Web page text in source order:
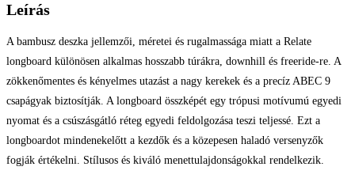
Leírás
A bambusz deszka jellemzői, méretei és rugalmassága miatt a Relate
longboard különösen alkalmas hosszabb túrákra, downhill és freeride-re. A
zökkenőmentes és kényelmes utazást a nagy kerekek és a precíz ABEC 9
csapágyak biztosítják. A longboard összképét egy trópusi motívumú egyedi
nyomat és a csúszásgátló réteg egyedi feldolgozása teszi teljessé. Ezt a
longboardot mindenekelőtt a kezdők és a közepesen haladó versenyzők
fogják értékelni. Stílusos és kiváló menettulajdonságokkal rendelkezik.